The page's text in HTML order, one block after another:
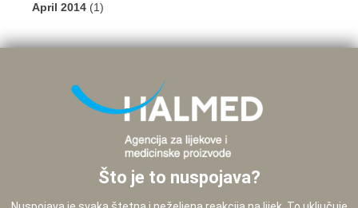
April 2014 (1)
Što je to nuspojava?